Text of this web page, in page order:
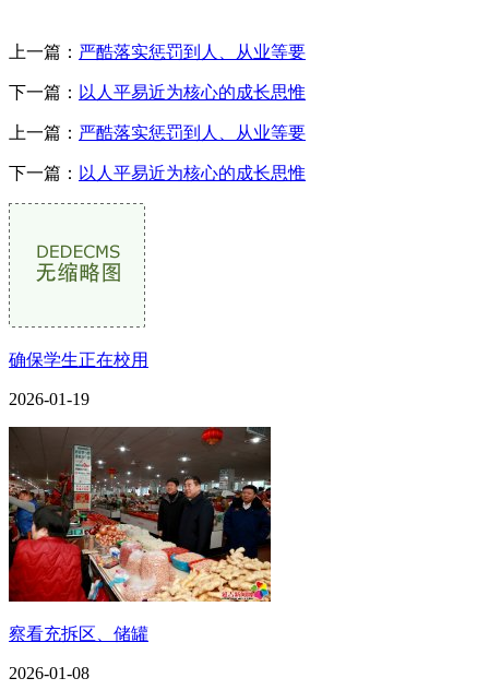
上一篇： 严酷落实惩罚到人、从业等要
下一篇： 以人平易近为核心的成长思惟
上一篇： 严酷落实惩罚到人、从业等要
下一篇： 以人平易近为核心的成长思惟
确保学生正在校用
2026-01-19
察看充拆区、储罐
2026-01-08